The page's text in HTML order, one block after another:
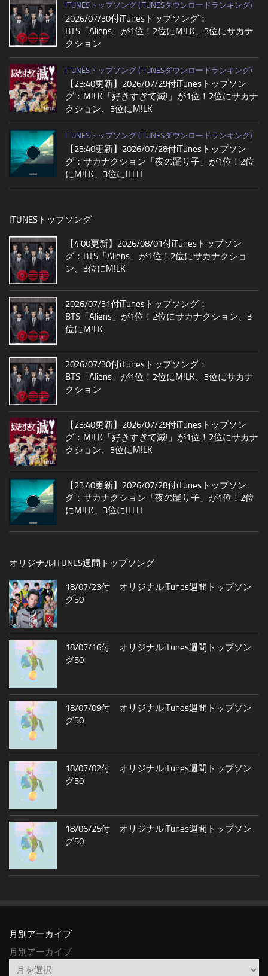
ITUNESトップソング (ITUNESダウンロードランキング)
2026/07/30付iTunesトップソング：
BTS「Aliens」が1位！2位にM!LK、3位にサカナ
クション
ITUNESトップソング (ITUNESダウンロードランキング)
【23:40更新】2026/07/29付iTunesトップソン
グ：M!LK「好きすぎて滅!」が1位！2位にサカナ
クション、3位にM!LK
ITUNESトップソング (ITUNESダウンロードランキング)
【23:40更新】2026/07/28付iTunesトップソン
グ：サカナクション「夜の踊り子」が1位！2位
にM!LK、3位にILLIT
ITUNESトップソング
【4:00更新】2026/08/01付iTunesトップソン
グ：BTS「Aliens」が1位！2位にサカナクショ
ン、3位にM!LK
2026/07/31付iTunesトップソング：
BTS「Aliens」が1位！2位にサカナクション、3
位にM!LK
2026/07/30付iTunesトップソング：
BTS「Aliens」が1位！2位にM!LK、3位にサカナ
クション
【23:40更新】2026/07/29付iTunesトップソン
グ：M!LK「好きすぎて滅!」が1位！2位にサカナ
クション、3位にM!LK
【23:40更新】2026/07/28付iTunesトップソン
グ：サカナクション「夜の踊り子」が1位！2位
にM!LK、3位にILLIT
オリジナルITUNES週間トップソング
18/07/23付 オリジナルiTunes週間トップソン
グ50
18/07/16付 オリジナルiTunes週間トップソン
グ50
18/07/09付 オリジナルiTunes週間トップソン
グ50
18/07/02付 オリジナルiTunes週間トップソン
グ50
18/06/25付 オリジナルiTunes週間トップソン
グ50
月別アーカイブ
月別アーカイブ